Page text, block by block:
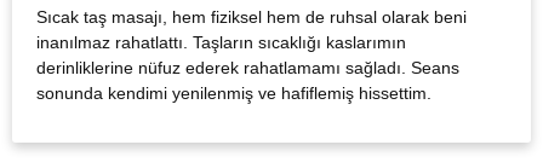
Sıcak taş masajı, hem fiziksel hem de ruhsal olarak beni
inanılmaz rahatlattı. Taşların sıcaklığı kaslarımın
derinliklerine nüfuz ederek rahatlamamı sağladı. Seans
sonunda kendimi yenilenmiş ve hafiflemiş hissettim.